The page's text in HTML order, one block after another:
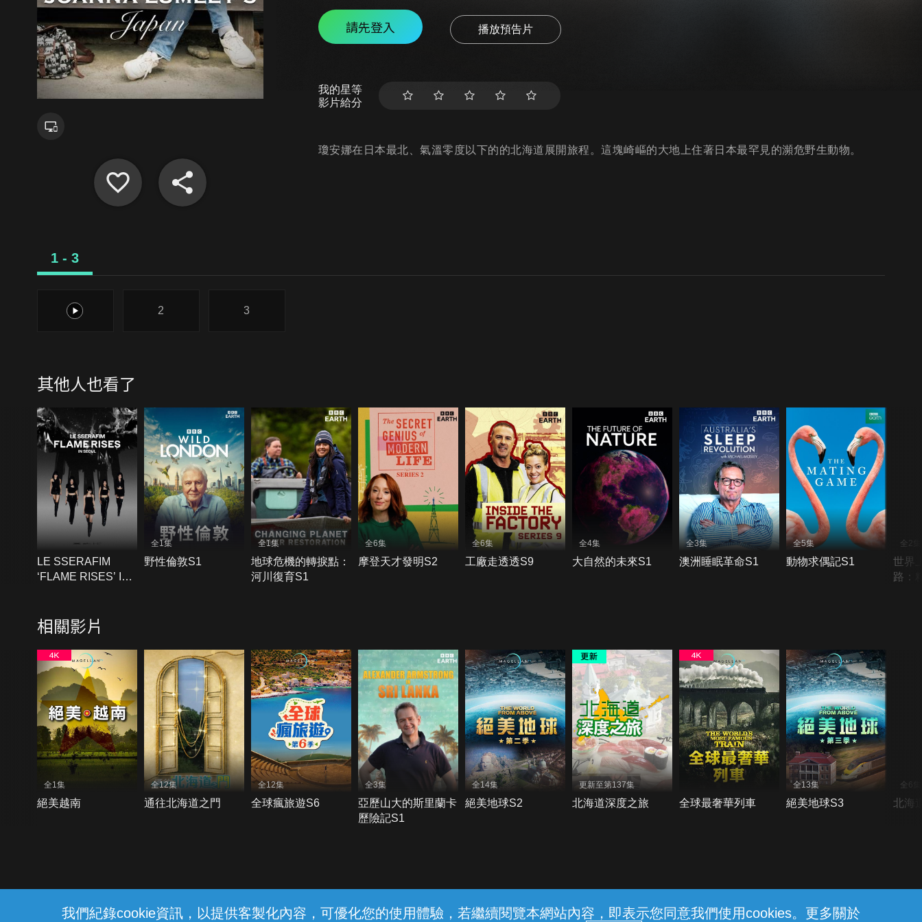
我們紀錄cookie資訊，以提供客製化內容，可優化您的使用體驗，若繼續閱覽本網站內容，即表示您同意我們使用cookies。更多關於
請先登入 播放預告片
我的星等
影片給分
瓊安娜在日本最北、氣溫零度以下的的北海道展開旅程。這塊崎嶇的大地上住著日本最罕見的瀕危野生動物。
1 - 3
1 2 3
其他人也看了
LE SSERAFIM
‘FLAME RISES’ IN
全1集
野性倫敦S1
全1集
地球危機的轉捩點：
河川復育S1
全6集
摩登天才發明S2
全6集
工廠走透透S9
全4集
大自然的未來S1
全3集
澳洲睡眠革命S1
全5集
動物求偶記S1
全2集
世界
路：
相關影片
全1集
絕美越南
全12集
通往北海道之門
全12集
全球瘋旅遊S6
全3集
亞歷山大的斯里蘭卡
歷險記S1
全14集
絕美地球S2
更新至第137集
北海道深度之旅 全球最奢華列車
全13集
絕美地球S3
全6集
北海
線上客服 服務條款 隱私權保護